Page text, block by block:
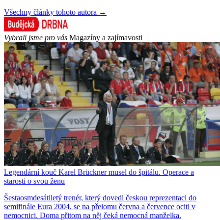
Všechny články tohoto autora →
Vybrali jsme pro vás Magazíny a zajímavosti
Legendární kouč Karel Brückner musel do špitálu. Operace a
starosti o svou ženu
Šestaosmdesátiletý trenér, který dovedl českou reprezentaci do
semifinále Eura 2004, se na přelomu června a července ocitl v
nemocnici. Doma přitom na něj čeká nemocná manželka.